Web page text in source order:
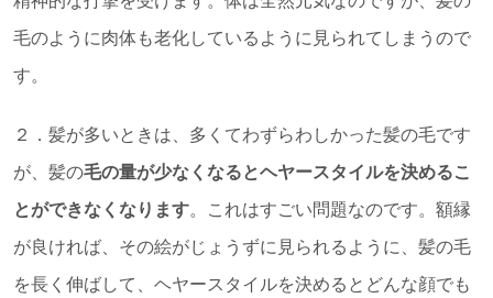
毛のように肉体も老化しているように見られてしまうので
す。
２．髪が多いときは、多くてわずらわしかった髪の毛です
が、髪の毛の量が少なくなるとヘヤースタイルを決めるこ
とができなくなります。これはすごい問題なのです。額縁
が良ければ、その絵がじょうずに見られるように、髪の毛
を長く伸ばして、ヘヤースタイルを決めるとどんな顔でも